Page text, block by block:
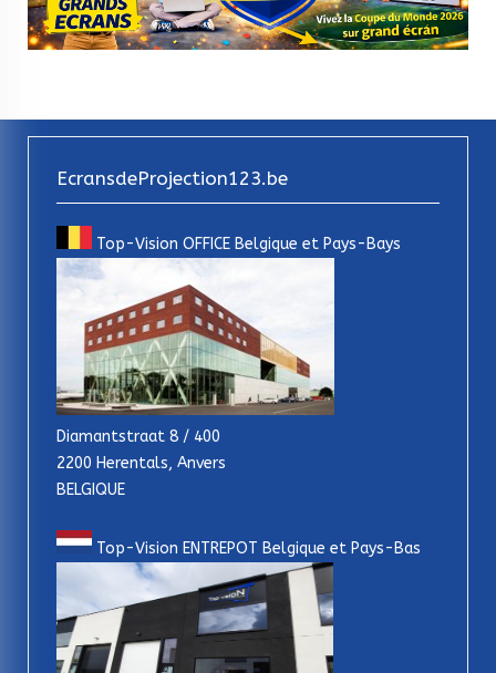
EcransdeProjection123.be
Top-Vision OFFICE Belgique et Pays-Bays
Diamantstraat 8 / 400
2200 Herentals, Anvers
BELGIQUE
Top-Vision ENTREPOT Belgique et Pays-Bas